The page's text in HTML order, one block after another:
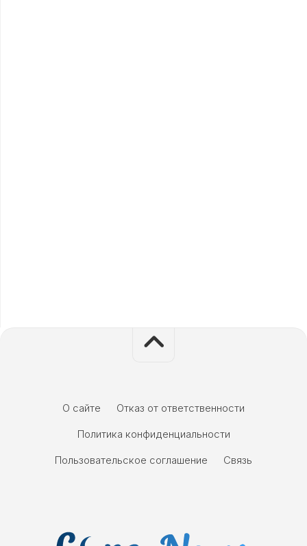
О сайте
Отказ от ответственности
Политика конфиденциальности
Пользовательское соглашение
Связь